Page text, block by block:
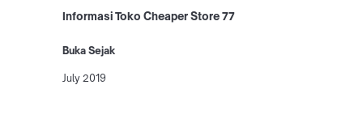
Informasi Toko Cheaper Store 77
Buka Sejak
July 2019